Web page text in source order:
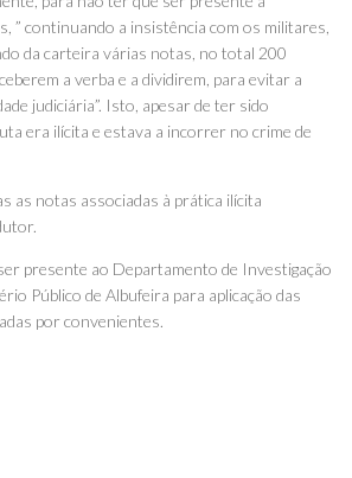
” continuando a insistência com os militares,
da carteira várias notas, no total 200
a verba e a dividirem, para evitar a
judiciária”. Isto, apesar de ter sido
era ilícita e estava a incorrer no crime de
as notas associadas à prática ilícita
presente ao Departamento de Investigação
Público de Albufeira para aplicação das
por convenientes.